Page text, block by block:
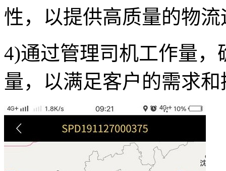
性，以提供高质量的物
4)通过管理司机工作量
量，以满足客户的需求